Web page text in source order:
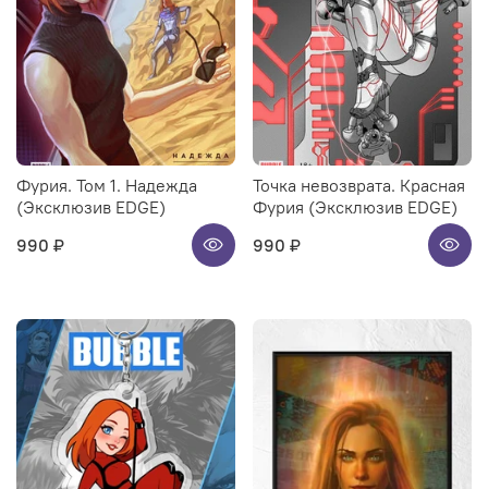
Фурия. Том 1. Надежда
(Эксклюзив EDGE)
990 ₽
Точка невозврата. Красная
Фурия (Эксклюзив EDGE)
990 ₽